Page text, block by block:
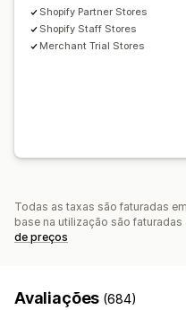
Shopify Partner Stores
Shopify Staff Stores
Merchant Trial Stores
Todas as taxas são faturadas
base na utilização são faturadas
de preços
Avaliações (684)